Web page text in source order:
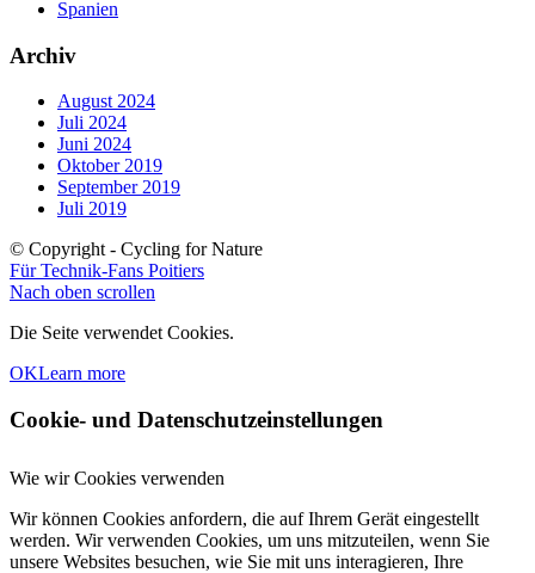
Spanien
Archiv
August 2024
Juli 2024
Juni 2024
Oktober 2019
September 2019
Juli 2019
© Copyright - Cycling for Nature
Für Technik-Fans Poitiers
Nach oben scrollen
Die Seite verwendet Cookies.
OKLearn more
Cookie- und Datenschutzeinstellungen
Wie wir Cookies verwenden
Wir können Cookies anfordern, die auf Ihrem Gerät eingestellt
werden. Wir verwenden Cookies, um uns mitzuteilen, wenn Sie
unsere Websites besuchen, wie Sie mit uns interagieren, Ihre